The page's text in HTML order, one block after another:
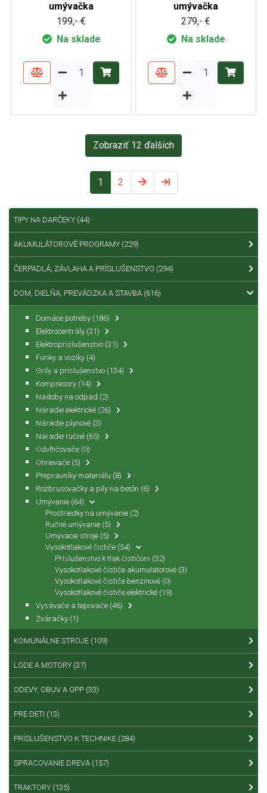
umývačka
199,- €
Na sklade
umývačka
279,- €
Na sklade
Zobraziť 12 ďalších
1 2
TIPY NA DARČEKY (44)
AKUMULÁTOROVÉ PROGRAMY (229)
ČERPADLÁ, ZÁVLAHA A PRÍSLUŠENSTVO (294)
DOM, DIELŇA, PREVÁDZKA A STAVBA (616)
Domáce potreby (186)
Elektrocentrály (31)
Elektropríslušenstvo (31)
Fúriky a vozíky (4)
Grily a príslušenstvo (134)
Kompresory (14)
Nádoby na odpad (2)
Náradie elektrické (26)
Náradie plynové (3)
Náradie ručné (65)
Odvlhčovače (0)
Ohrievače (5)
Prepravníky materiálu (8)
Rozbrusovačky a píly na betón (6)
Umývanie (64)
Prostriedky na umývanie (2)
Ručné umývanie (5)
Umývacie stroje (5)
Vysokotlakové čističe (54)
Príslušenstvo k tlak.čističom (32)
Vysokotlakové čističe akumulátorové (3)
Vysokotlakové čističe benzínové (0)
Vysokotlakové čističe elektrické (19)
Vysávače a tepovače (46)
Zváračky (1)
KOMUNÁLNE STROJE (109)
LODE A MOTORY (37)
ODEVY, OBUV A OPP (33)
PRE DETI (13)
PRÍSLUŠENSTVO K TECHNIKE (284)
SPRACOVANIE DREVA (157)
TRAKTORY (135)